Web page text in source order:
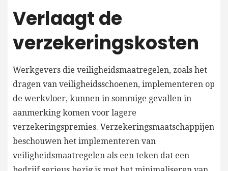
Verlaagt de
verzekeringskosten
Werkgevers die veiligheidsmaatregelen, zoals het
dragen van veiligheidsschoenen, implementeren op
de werkvloer, kunnen in sommige gevallen in
aanmerking komen voor lagere
verzekeringspremies. Verzekeringsmaatschappijen
beschouwen het implementeren van
veiligheidsmaatregelen als een teken dat een